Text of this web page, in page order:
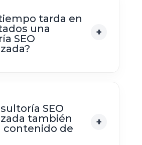
tarda en
una
SEO
SEO
también
contenido de